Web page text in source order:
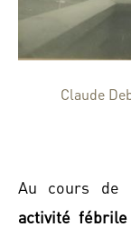
Claude
Au cours de
activité fébrile